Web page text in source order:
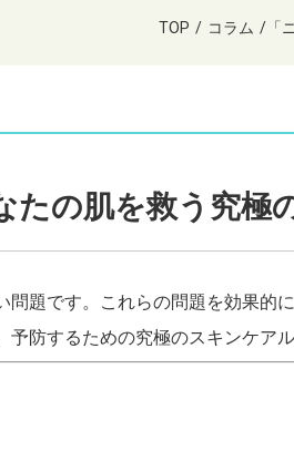
TOP / コラム / 「
たの肌を救う究極
題です。これらの問題を効果的
防するための究極のスキンケア